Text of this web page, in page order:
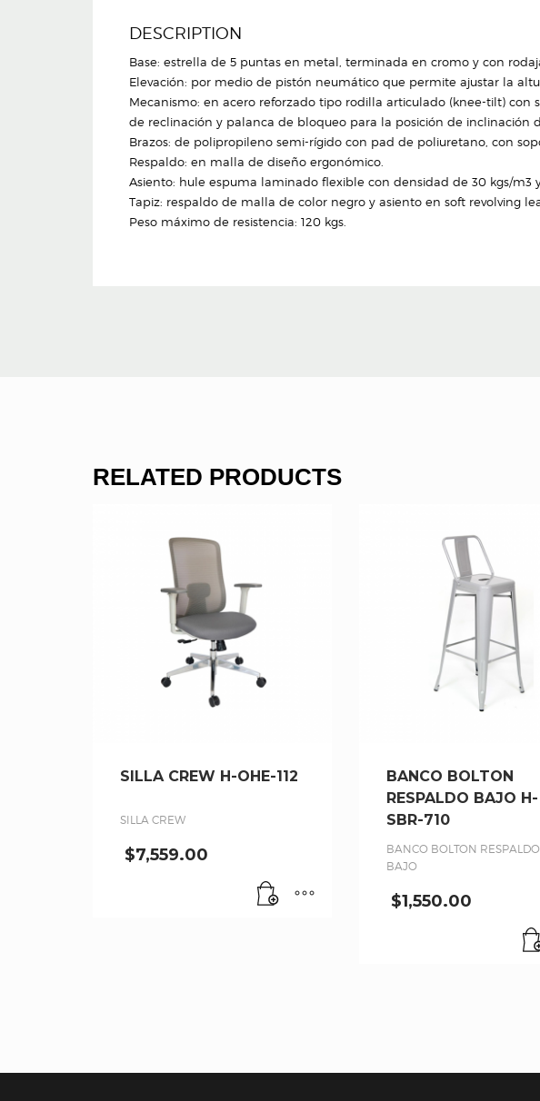
DESCRIPTION
Base: estrella de 5 puntas en metal, terminada en cromo y con
Elevación: por medio de pistón neumático que permite ajustar la
Mecanismo: en acero reforzado tipo rodilla articulado (knee-tilt)
de reclinación y palanca de bloqueo para la posición de inclinación
Brazos: de polipropileno semi-rígido con pad de poliuretano, con
Respaldo: en malla de diseño ergonómico.
Asiento: hule espuma laminado flexible con densidad de 30 kgs/m3
Tapiz: respaldo de malla de color negro y asiento en soft revolving
Peso máximo de resistencia: 120 kgs.
RELATED PRODUCTS
SILLA CREW H-OHE-112
SILLA CREW
$7,559.00
BANCO BOLTON
RESPALDO BAJO H-
SBR-710
BANCO BOLTON RESPALDO
BAJO
$1,550.00